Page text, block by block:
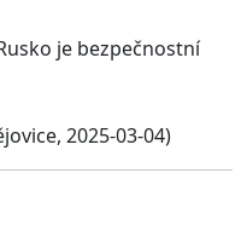
je bezpečnostní
2025-03-04)